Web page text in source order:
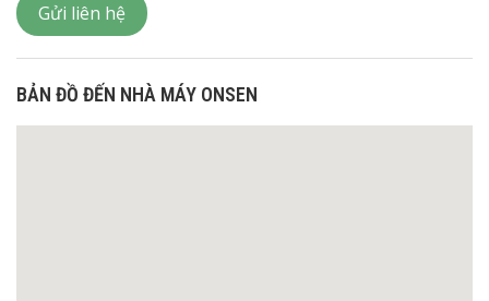
Gửi liên hệ
BẢN ĐỒ ĐẾN NHÀ MÁY ONSEN